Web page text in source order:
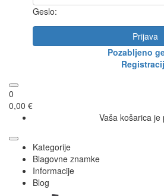
Geslo:
Prijava
Pozabljeno
0
0,00 €
Vaša košarica je
Kategorije
Blagovne znamke
Informacije
Blog